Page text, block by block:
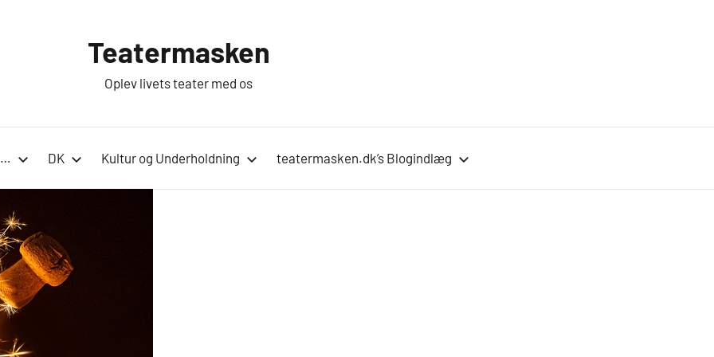
Teatermasken
Oplev livets teater med os
DK Kultur og Underholdning teatermasken.dk’s Blogindlæg